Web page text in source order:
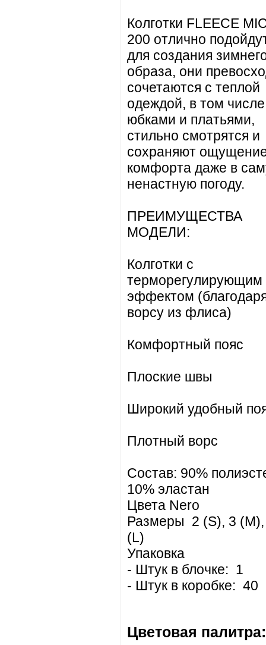
Колготки FLEECE
200 отлично
для создания
образа, они
сочетаются с теплой
одеждой, в том
юбками и платьями,
стильно смотрятся и
сохраняют
комфорта даже в
ненастную погоду.
ПРЕИМУЩЕСТВА
МОДЕЛИ:
Колготки с
терморегулирующим
эффектом
ворсу из флиса)
Комфортный пояс
Плоские швы
Широкий удобный
Плотный ворс
Состав: 90%
10% эластан
Цвета Nero
Размеры 2 (S), 3
(L)
Упаковка
- Штук в блочке: 1
- Штук в коробке: 40
Цветовая палитра: